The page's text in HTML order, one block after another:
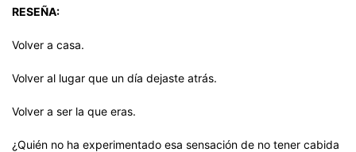
RESEÑA:
Volver a casa.
Volver al lugar que un día dejaste atrás.
Volver a ser la que eras.
¿Quién no ha experimentado esa sensación de no tener cabida